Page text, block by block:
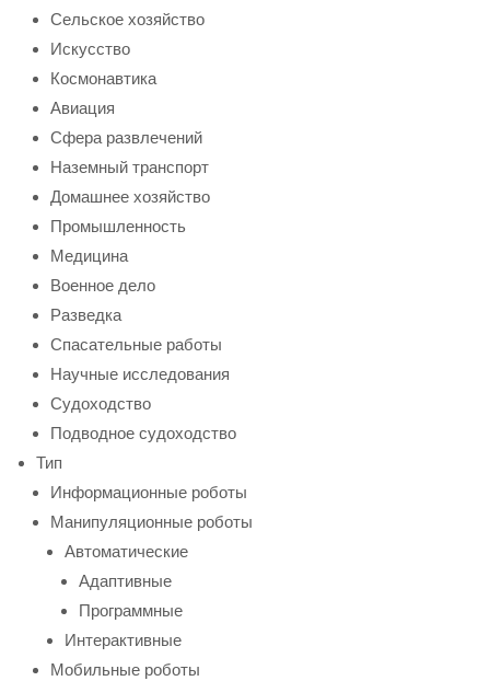
Сельское хозяйство
Искусство
Космонавтика
Авиация
Сфера развлечений
Наземный транспорт
Домашнее хозяйство
Промышленность
Медицина
Военное дело
Разведка
Спасательные работы
Научные исследования
Судоходство
Подводное судоходство
Тип
Информационные роботы
Манипуляционные роботы
Автоматические
Адаптивные
Программные
Интерактивные
Мобильные роботы